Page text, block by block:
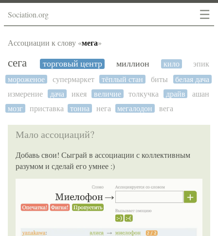
☰
Sociation.org
Ассоциации к слову «мега»
сега торговый центр миллион кило
эпик
мороженое
супермаркет тёплый стан биты
белая дача
измерение
дача икея величие толкучка драйв
ашан
мозг
приставка тонна нега мегалодон вега
Мало ассоциаций?
Добавь свои! Сыграй в ассоциации с коллективным
разумом и сделай его умнее :)